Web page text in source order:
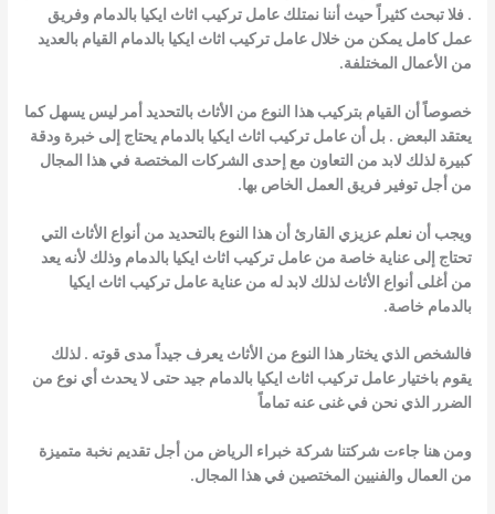
. فلا تبحث كثيراً حيث أننا نمتلكعامل تركيب اثاث ايكيا بالدمام وفريق
عمل كامل يمكن من خلالعامل تركيب اثاث ايكيا بالدمام القيام بالعديد
من الأعمال المختلفة.
خصوصاً أن القيام بتركيب هذا النوع من الأثاث بالتحديد أمر ليس يسهل كما
يعتقد البعض . بل أنعامل تركيب اثاث ايكيا بالدمام يحتاج إلى خبرة ودقة
كبيرة لذلك لابد من التعاون مع إحدى الشركات المختصة في هذا المجال
من أجل توفير فريق العمل الخاص بها.
ويجب أن نعلم عزيزي القارئ أن هذا النوع بالتحديد من أنواع الأثاث التي
تحتاج إلى عناية خاصة منعامل تركيب اثاث ايكيا بالدمام وذلك لأنه يعد
من أغلى أنواع الأثاث لذلك لابد له من عنايةعامل تركيب اثاث ايكيا
بالدمام خاصة.
فالشخص الذي يختار هذا النوع من الأثاث يعرف جيداً مدى قوته . لذلك
يقوم باختيارعامل تركيب اثاث ايكيا بالدمام جيد حتى لا يحدث أي نوع من
الضرر الذي نحن في غنى عنه تماماً
ومن هنا جاءت شركتنا شركة خبراء الرياض من أجل تقديم نخبة متميزة
من العمال والفنيين المختصين في هذا المجال.